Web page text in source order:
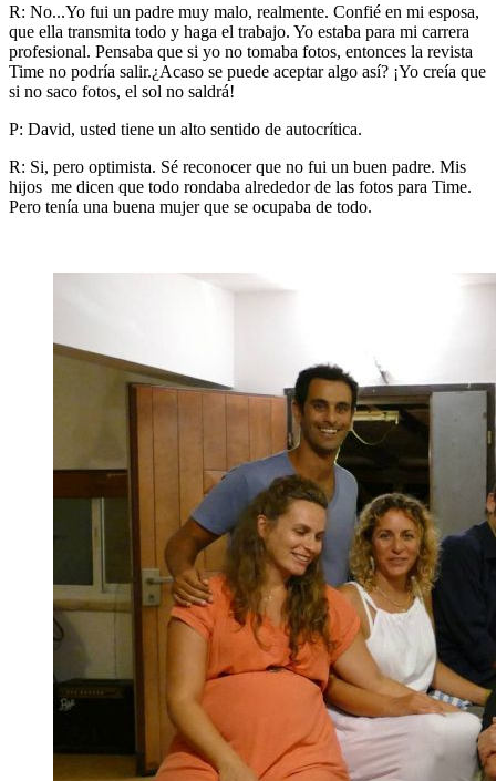
R: No...Yo fui un padre muy malo, realmente. Confié en mi esposa,
que ella transmita todo y haga el trabajo. Yo estaba para mi carrera
profesional. Pensaba que si yo no tomaba fotos, entonces la revista
Time no podría salir.¿Acaso se puede aceptar algo así? ¡Yo creía que
si no saco fotos, el sol no saldrá!
P: David, usted tiene un alto sentido de autocrítica.
R: Si, pero optimista. Sé reconocer que no fui un buen padre. Mis
hijos me dicen que todo rondaba alrededor de las fotos para Time.
Pero tenía una buena mujer que se ocupaba de todo.